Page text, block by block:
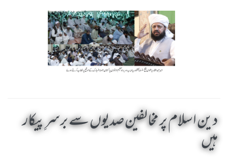
دین اسلام پر مخالفین صدیوں سے برسرِپیکار
ہیں